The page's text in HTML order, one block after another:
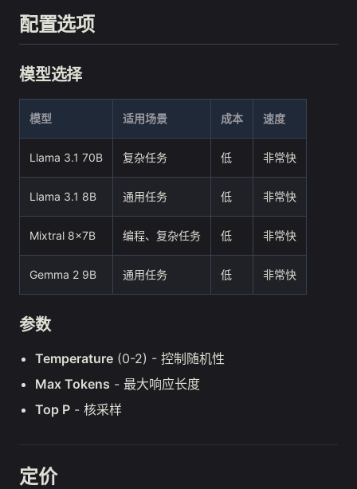
配置选项
模型选择
模型 适用场景 成本 速度
Llama 3.1 70B 复杂任务 低 非常快
Llama 3.1 8B 通用任务 低 非常快
Mixtral 8x7B 编程、复杂任务 低 非常快
Gemma 2 9B 通用任务 低 非常快
参数
Temperature (0-2) - 控制随机性
Max Tokens - 最大响应长度
Top P - 核采样
定价